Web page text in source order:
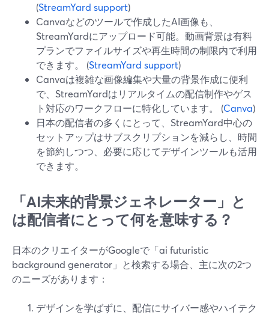
(StreamYard support)
Canvaなどのツールで作成したAI画像も、
StreamYardにアップロード可能。動画背景は有料
プランでファイルサイズや再生時間の制限内で利用
できます。 (StreamYard support)
Canvaは複雑な画像編集や大量の背景作成に便利
で、StreamYardはリアルタイムの配信制作やゲス
ト対応のワークフローに特化しています。 (Canva)
日本の配信者の多くにとって、StreamYard中心の
セットアップはサブスクリプションを減らし、時間
を節約しつつ、必要に応じてデザインツールも活用
できます。
「AI未来的背景ジェネレーター」と
は配信者にとって何を意味する？
日本のクリエイターがGoogleで「ai futuristic
background generator」と検索する場合、主に次の2つ
のニーズがあります：
デザインを学ばずに、配信にサイバー感やハイテク